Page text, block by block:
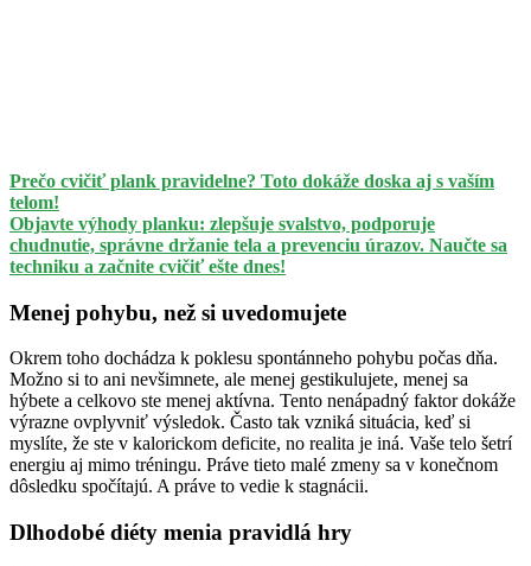
Prečo cvičiť plank pravidelne? Toto dokáže doska aj s vaším
telom!
Objavte výhody planku: zlepšuje svalstvo, podporuje
chudnutie, správne držanie tela a prevenciu úrazov. Naučte sa
techniku a začnite cvičiť ešte dnes!
Menej pohybu, než si uvedomujete
Okrem toho dochádza k poklesu spontánneho pohybu počas dňa.
Možno si to ani nevšimnete, ale menej gestikulujete, menej sa
hýbete a celkovo ste menej aktívna. Tento nenápadný faktor dokáže
výrazne ovplyvniť výsledok. Často tak vzniká situácia, keď si
myslíte, že ste v kalorickom deficite, no realita je iná. Vaše telo šetrí
energiu aj mimo tréningu. Práve tieto malé zmeny sa v konečnom
dôsledku spočítajú. A práve to vedie k stagnácii.
Dlhodobé diéty menia pravidlá hry